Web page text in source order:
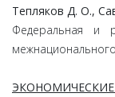
Тепляков Д. О.,
Федеральная и